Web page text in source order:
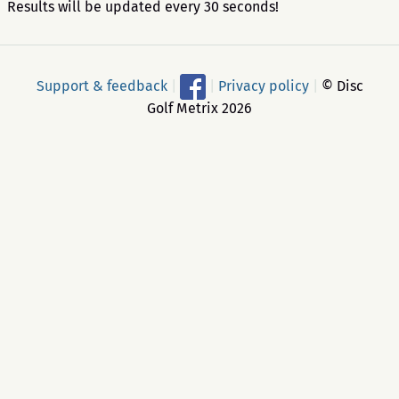
Results will be updated every 30 seconds!
Support & feedback Privacy policy
© Disc
Golf Metrix 2026